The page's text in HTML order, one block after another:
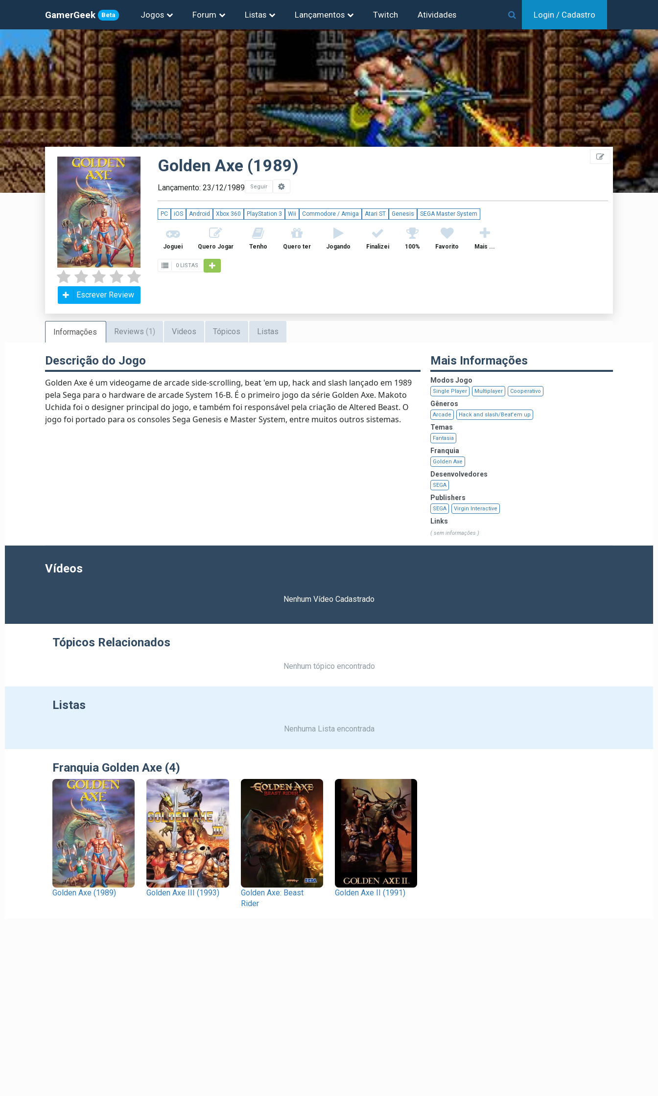
GamerGeek Beta Jogos Forum Listas Lançamentos Twitch Atividades Login / Cadastro
Escrever Review
Golden Axe (1989)
Lançamento: 23/12/1989 Seguir
PC iOS Android Xbox 360 PlayStation 3 Wii Commodore / Amiga Atari ST Genesis SEGA Master System
Joguei Quero Jogar Tenho Quero ter Jogando Finalizei 100% Favorito Mais ...
0 LISTAS
Informações Reviews (1) Videos Tópicos Listas
Descrição do Jogo
Golden Axe é um videogame de arcade side-scrolling, beat 'em up, hack and slash lançado em 1989
pela Sega para o hardware de arcade System 16-B. É o primeiro jogo da série Golden Axe. Makoto
Uchida foi o designer principal do jogo, e também foi responsável pela criação de Altered Beast. O
jogo foi portado para os consoles Sega Genesis e Master System, entre muitos outros sistemas.
Mais Informações
Modos Jogo
Single Player Multiplayer Cooperativo
Gêneros
Arcade Hack and slash/Beat'em up
Temas
Fantasia
Franquia
Golden Axe
Desenvolvedores
SEGA
Publishers
SEGA Virgin Interactive
Links
( sem informações )
Vídeos
Nenhum Vídeo Cadastrado
Tópicos Relacionados
Nenhum tópico encontrado
Listas
Nenhuma Lista encontrada
Franquia Golden Axe (4)
Golden Axe (1989) Golden Axe III (1993)
Golden Axe: Beast
Rider
Golden Axe II (1991)